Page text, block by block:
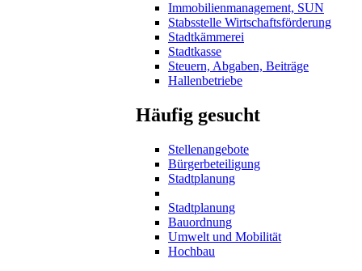
Immobilienmanagement, SUN
Stabsstelle Wirtschaftsförderung
Stadtkämmerei
Stadtkasse
Steuern, Abgaben, Beiträge
Hallenbetriebe
Häufig gesucht
Stellenangebote
Bürgerbeteiligung
Stadtplanung
Stadtplanung
Bauordnung
Umwelt und Mobilität
Hochbau